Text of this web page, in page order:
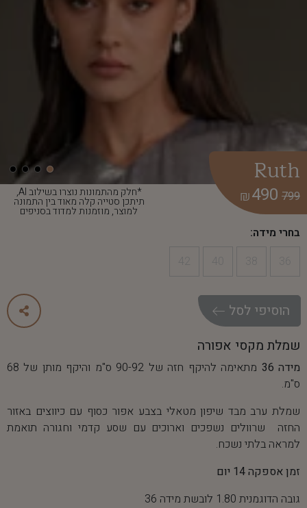
*חלק מהתמונות נוצרו בשילוב AI,
תיתכן סטייה קלה מאוד בין התמונה
למוצר, מוזמנות למדוד בסניפים
Ruth
799
490
₪
בחרי מידה:
הוסיפי לסל
שמלת מקסי אפורה
מידה 36
מתאימה להיקף חזה של 90-92 ס"מ והיקף מותן של 68
ס"מ.
שמלת ערב מבד שיפון מטאלי בצבע אפור כסוף עם כיווצים באזור
החזה שרוולים נשפכים וארוכים עם שסע קדמי וחגורה תואמת
למראה בלתי נשכח.
זמן אספקה 14 יום
גובה הדוגמנית 1.80 לובשת מידה 36